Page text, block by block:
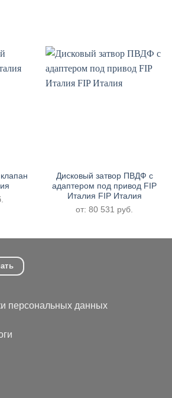
Дисковый затвор ПВДФ с
адаптером под привод FIP
Италия FIP Италия
от: 80 531 руб.
персональных данных